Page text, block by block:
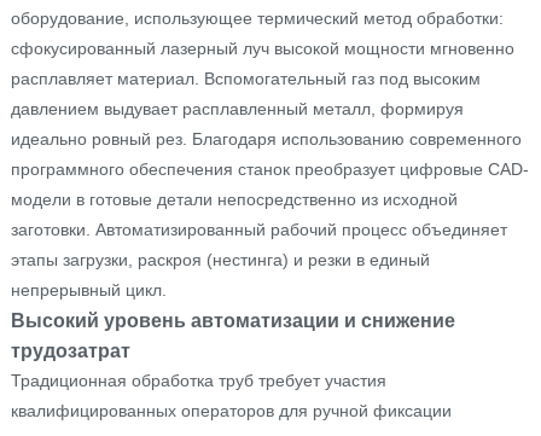
оборудование, использующее термический метод обработки:
сфокусированный лазерный луч высокой мощности мгновенно
расплавляет материал. Вспомогательный газ под высоким
давлением выдувает расплавленный металл, формируя
идеально ровный рез. Благодаря использованию современного
программного обеспечения станок преобразует цифровые CAD-
модели в готовые детали непосредственно из исходной
заготовки. Автоматизированный рабочий процесс объединяет
этапы загрузки, раскроя (нестинга) и резки в единый
непрерывный цикл.
Высокий уровень автоматизации и снижение
трудозатрат
Традиционная обработка труб требует участия
квалифицированных операторов для ручной фиксации